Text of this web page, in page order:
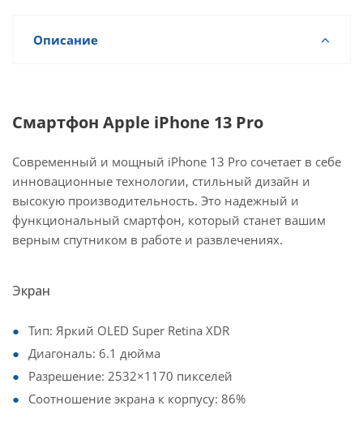
Описание
Смартфон Apple iPhone 13 Pro
Современный и мощный iPhone 13 Pro сочетает в себе
инновационные технологии, стильный дизайн и
высокую производительность. Это надежный и
функциональный смартфон, который станет вашим
верным спутником в работе и развлечениях.
Экран
Тип: Яркий OLED Super Retina XDR
Диагональ: 6.1 дюйма
Разрешение: 2532×1170 пикселей
Соотношение экрана к корпусу: 86%